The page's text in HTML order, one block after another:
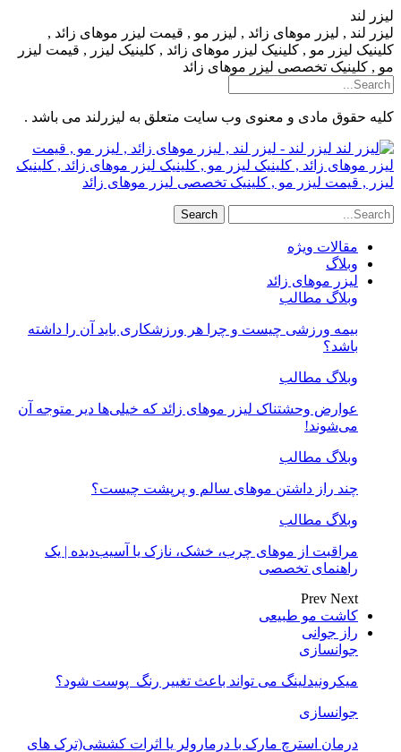
لیزر لند
لیزر لند , لیزر موهای زائد , لیزر مو , قیمت لیزر موهای زائد ,
کلینیک لیزر مو , کلینیک لیزر موهای زائد , کلینیک لیزر , قیمت لیزر
مو , کلینیک تخصصی لیزر موهای زائد
کلیه حقوق مادی و معنوی وب سایت متعلق به لیزرلند می باشد .
لیزر لند - لیزر لند , لیزر موهای زائد , لیزر مو , قیمت
لیزر موهای زائد , کلینیک لیزر مو , کلینیک لیزر موهای زائد , کلینیک
لیزر , قیمت لیزر مو , کلینیک تخصصی لیزر موهای زائد
مقالات ویژه
وبلاگ
لیزر موهای زائد
وبلاگ مطالب
بیمه ورزشی چیست و چرا هر ورزشکاری باید آن را داشته
باشد؟
وبلاگ مطالب
عوارض وحشتناک لیزر موهای زائد که خیلی‌ها دیر متوجه آن
می‌شوند!
وبلاگ مطالب
چند راز داشتن موهای سالم و پرپشت چیست؟
وبلاگ مطالب
مراقبت از موهای چرب، خشک، نازک یا آسیب‌دیده | یک
راهنمای تخصصی
Prev Next
کاشت مو طبیعی
راز جوانی
جوانسازی
میکرونیدلینگ می تواند باعث تغییر رنگ ‍ پوست شود؟
جوانسازی
درمان استرچ مارک با درمارولر یا اثرات کششی(ترک های